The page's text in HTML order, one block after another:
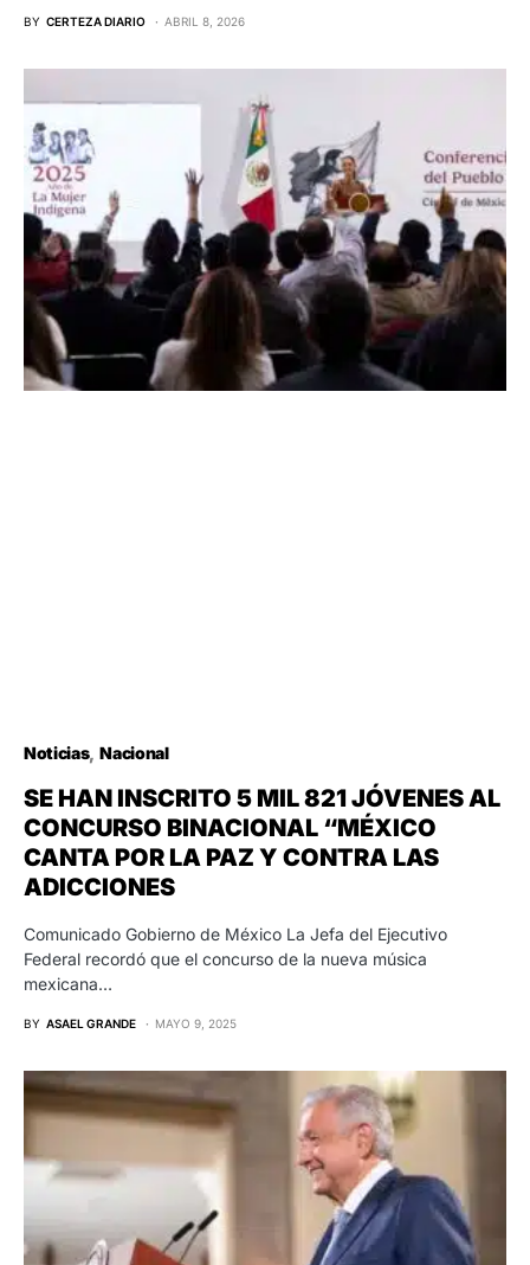
BY CERTEZA DIARIO ABRIL 8, 2026
Noticias Nacional
SE HAN INSCRITO 5 MIL 821 JÓVENES AL
CONCURSO BINACIONAL “MÉXICO
CANTA POR LA PAZ Y CONTRA LAS
ADICCIONES
Comunicado Gobierno de México La Jefa del Ejecutivo
Federal recordó que el concurso de la nueva música
mexicana…
BY ASAEL GRANDE MAYO 9, 2025